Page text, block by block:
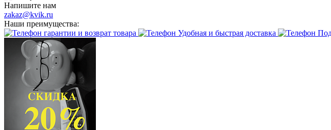
Напишите нам
zakaz@kvik.ru
Наши преимущества:
гарантии и возврат товара
Удобная и быстрая доставка